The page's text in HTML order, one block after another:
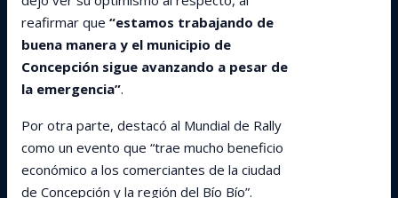
reafirmar que “estamos trabajando de
buena manera y el municipio de
Concepción sigue avanzando a pesar de
la emergencia”.
Por otra parte, destacó al Mundial de Rally
como un evento que “trae mucho beneficio
económico a los comerciantes de la ciudad
de Concepción y la región del Bío Bío”.